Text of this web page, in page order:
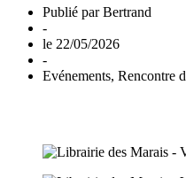
Publié parBertrand
-
le 22/05/2026
-
Evénements, Rencontre